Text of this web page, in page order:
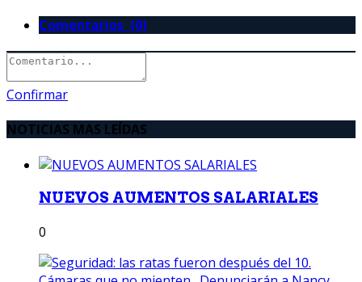
Comentarios (0)
Confirmar
NOTICIAS MAS LEÍDAS
NUEVOS AUMENTOS SALARIALES
0